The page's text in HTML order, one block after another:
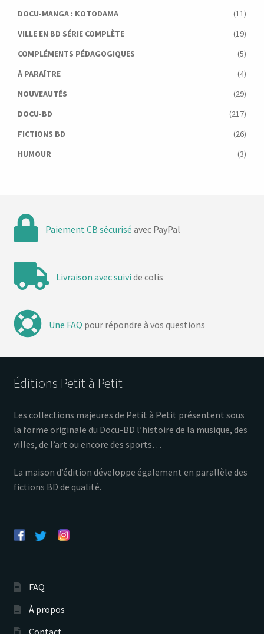
DOCU-MANGA : KOTODAMA
(11)
VILLE EN BD SÉRIE COMPLÈTE
(19)
COMPLÉMENTS PÉDAGOGIQUES
(5)
À PARAÎTRE
(4)
NOUVEAUTÉS
(29)
DOCU-BD
(217)
FICTIONS BD
(26)
HUMOUR
(3)
Paiement CB sécurisé avec PayPal
Livraison avec suivi de colis
Une FAQ pour répondre à vos questions
Éditions Petit à Petit
Les collections majeures de Petit à Petit présentent sous
la forme originale du Docu-BD l’histoire de la musique, des
villes, de l’art ou encore des sports…
La maison d’édition développe également en parallèle des
fictions BD de qualité.
FAQ
À propos
Contact